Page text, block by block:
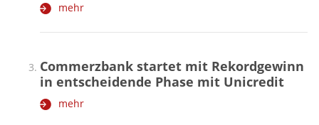
mehr
Commerzbank startet mit Rekordgewinn
in entscheidende Phase mit Unicredit
mehr